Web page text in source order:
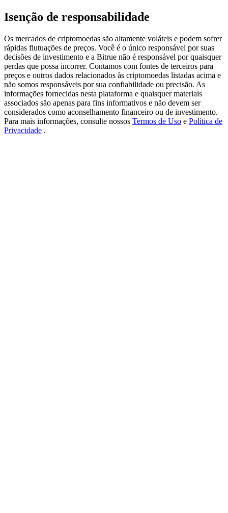
Register & Trade to Win 500,000 USDT
Precious Metals Trading Carnival
Trade Gold & Silver · 33,333 USDT Bonus
Isenção de responsabilidade
Os mercados de criptomoedas são altamente voláteis e podem sofrer
rápidas flutuações de preços. Você é o único responsável por suas
decisões de investimento e a Bitrue não é responsável por quaisquer
perdas que possa incorrer. Contamos com fontes de terceiros para
preços e outros dados relacionados às criptomoedas listadas acima e
não somos responsáveis por sua confiabilidade ou precisão. As
informações fornecidas nesta plataforma e quaisquer materiais
associados são apenas para fins informativos e não devem ser
considerados como aconselhamento financeiro ou de investimento.
Para mais informações, consulte nossos Termos de Uso e Política de
Privacidade .